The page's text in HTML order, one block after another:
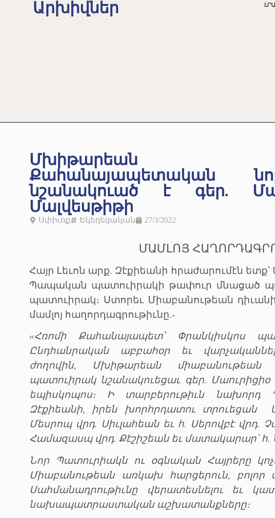
Արխիվներ
Մխիթարեան
Քահանայապետական
նշանակուած է գեր.
Մալվեսթիթի
Սփիւռք Եկեղեցական 27/3/2022
ՄԱՄԼՈՅ
Հայր Լեւոն արք. Զէքիեանի հրաժարումէն
Պապական պատուիրակի թափուր մնացած
պատուիրակ։ Ստորեւ Միաբանութեան
մամլոյ հաղորդագրութիւնը.-
«Հռոմի Քահանայապետ՝ Փրանկիսկոս
Ընդհանրական աբբահօր եւ
ժողովին, Մխիթարեան
պատուիրակ նշանակուեցաւ գեր. Մաուրիցիօ
եպիսկոպոս։ Ի տարբերութիւն նախորդ
Զէքիեանի, իրեն խորհրդատու տրուեցան
Մեսրոպ վրդ. Սիւլահեան եւ հ. Սերովբէ վրդ.
Համազասպ վրդ. Քէշիշեան եւ մատակարար՝ հ.
Նոր Պատուրիակն ու օգնական Հայրերը
Միաբանութեան առկախ հարցերուն, բոլոր
Սահմանադրութիւնը վերատեսնելու եւ
նախապատրաստական աշխատանքները։